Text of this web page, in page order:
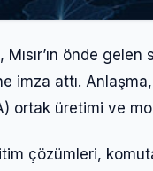
önde gelen
attı.
ortak üretimi ve
çözümleri,